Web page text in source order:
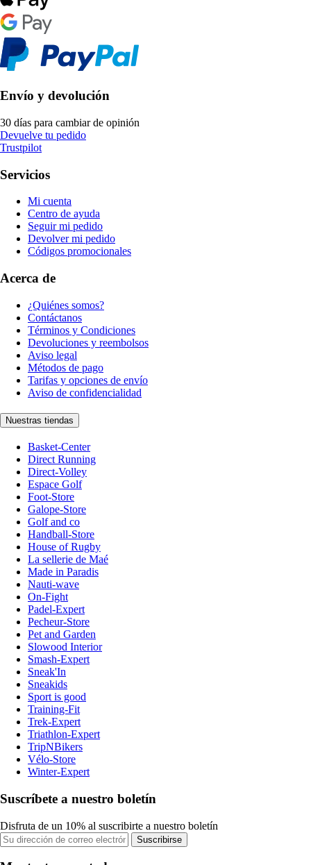
Envío y devolución
30 días para cambiar de opinión
Devuelve tu pedido
Trustpilot
Servicios
Mi cuenta
Centro de ayuda
Seguir mi pedido
Devolver mi pedido
Códigos promocionales
Acerca de
¿Quiénes somos?
Contáctanos
Términos y Condiciones
Devoluciones y reembolsos
Aviso legal
Métodos de pago
Tarifas y opciones de envío
Aviso de confidencialidad
Nuestras tiendas
Basket-Center
Direct Running
Direct-Volley
Espace Golf
Foot-Store
Galope-Store
Golf and co
Handball-Store
House of Rugby
La sellerie de Maé
Made in Paradis
Nauti-wave
On-Fight
Padel-Expert
Pecheur-Store
Pet and Garden
Slowood Interior
Smash-Expert
Sneak'In
Sneakids
Sport is good
Training-Fit
Trek-Expert
Triathlon-Expert
TripNBikers
Vélo-Store
Winter-Expert
Suscríbete a nuestro boletín
Disfruta de un 10% al suscribirte a nuestro boletín
Suscribirse